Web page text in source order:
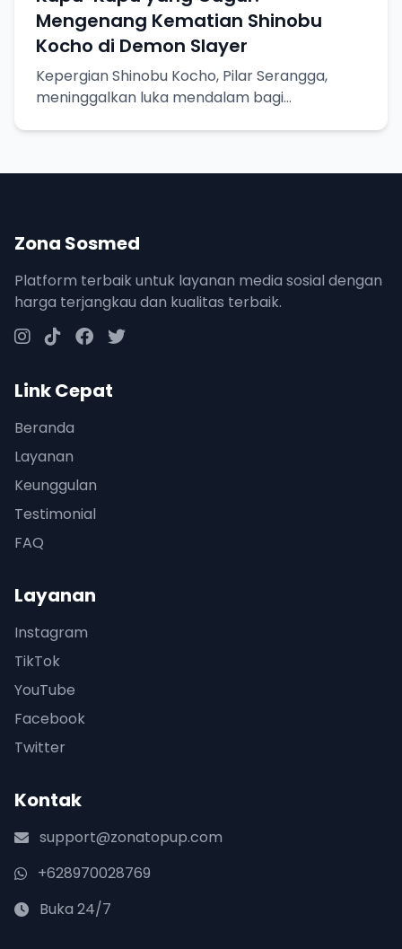
Mengenang Kematian Shinobu
Kocho di Demon Slayer
Kepergian Shinobu Kocho, Pilar Serangga,
meninggalkan luka mendalam bagi
Zona Sosmed
Platform terbaik untuk layanan media sosial dengan
harga terjangkau dan kualitas terbaik.
Link Cepat
Beranda
Layanan
Keunggulan
Testimonial
FAQ
Layanan
Instagram
TikTok
YouTube
Facebook
Twitter
Kontak
support@zonatopup.com
+628970028769
Buka 24/7